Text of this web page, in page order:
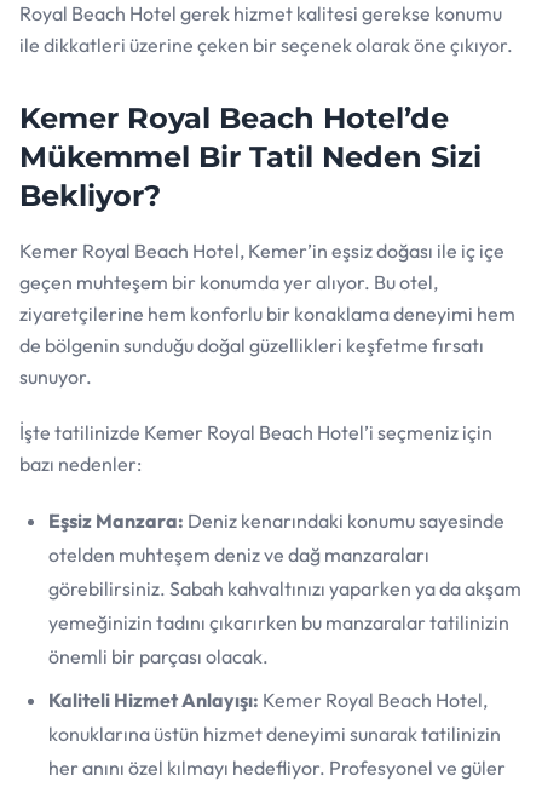
Royal Beach Hotel gerek hizmet kalitesi gerekse konumu
ile dikkatleri üzerine çeken bir seçenek olarak öne çıkıyor.
Kemer Royal Beach Hotel’de
Mükemmel Bir Tatil Neden Sizi
Bekliyor?
Kemer Royal Beach Hotel, Kemer’in eşsiz doğası ile iç içe
geçen muhteşem bir konumda yer alıyor. Bu otel,
ziyaretçilerine hem konforlu bir konaklama deneyimi hem
de bölgenin sunduğu doğal güzellikleri keşfetme fırsatı
sunuyor.
İşte tatilinizde Kemer Royal Beach Hotel’i seçmeniz için
bazı nedenler:
Eşsiz Manzara: Deniz kenarındaki konumu sayesinde
otelden muhteşem deniz ve dağ manzaraları
görebilirsiniz. Sabah kahvaltınızı yaparken ya da akşam
yemeğinizin tadını çıkarırken bu manzaralar tatilinizin
önemli bir parçası olacak.
Kaliteli Hizmet Anlayışı: Kemer Royal Beach Hotel,
konuklarına üstün hizmet deneyimi sunarak tatilinizin
her anını özel kılmayı hedefliyor. Profesyonel ve güler